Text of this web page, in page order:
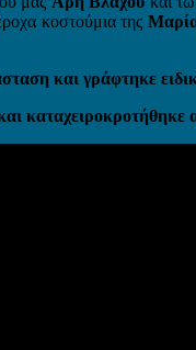
κοστούμια της
και γράφτηκε
καταχειροκροτήθηκε